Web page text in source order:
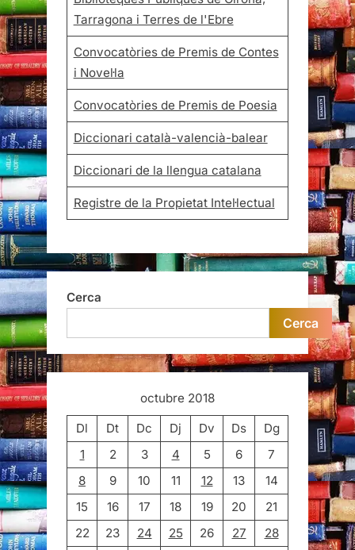
Tarragona i Terres de l'Ebre
Convocatòries de Premis de Contes
i Novel·la
Convocatòries de Premis de Poesia
Diccionari català-valencià-balear
Diccionari de la llengua catalana
Registre de la Propietat Intel·lectual
Cerca
Cerca
octubre 2018
Dl
Dt Dc Dj Dv Ds
Dg
1
2 3 4 5 6
7
8
9 10 11 12 13
14
15
16 17 18 19 20
21
22
23 24 25 26 27
28